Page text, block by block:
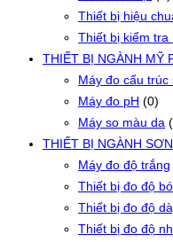
Thiết bị hiệu
Thiết bị kiểm tra
THIẾT BỊ NGÀNH MỸ
Máy đo cấu trúc
Máy đo pH (0)
Máy so màu da
THIẾT BỊ NGÀNH
Máy đo độ trắng
Thiết bị đo độ
Thiết bị đo độ
Thiết bị đo độ